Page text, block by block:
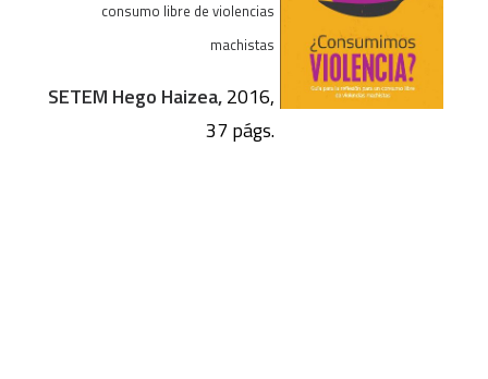
consumo libre de violencias
machistas
SETEM Hego Haizea,2016,
37 págs.